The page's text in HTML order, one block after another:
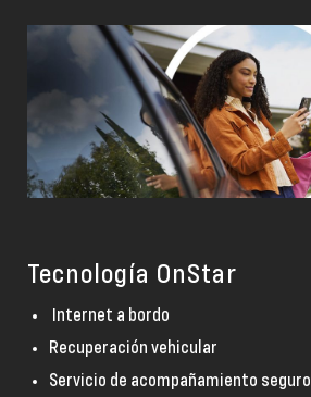
Tecnología OnStar
Internet a bordo
Recuperación vehicular
Servicio de acompañamiento seguro